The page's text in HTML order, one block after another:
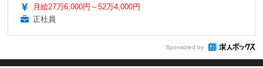
月給27万6,000円～52万4,000円
正社員
Sponsored by